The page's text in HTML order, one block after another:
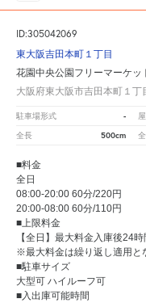
ID:305042069
東大阪吉田本町１丁目
花園中央公園フリーマーケッ
大阪府東大阪市吉田本町１丁
駐車場形式 -
全長 500cm
■料金
全日
08:00-20:00 60分/220円
20:00-08:00 60分/110円
■上限料金
【全日】最大料金入庫後24
※最大料金は繰り返し適用と
■駐車サイズ
大型可 ハイルーフ可
■入出庫可能時間